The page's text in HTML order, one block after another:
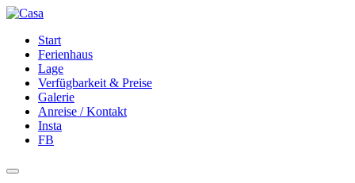
Start
Ferienhaus
Lage
Verfügbarkeit & Preise
Galerie
Anreise / Kontakt
Insta
FB